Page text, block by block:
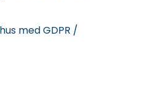
med GDPR /